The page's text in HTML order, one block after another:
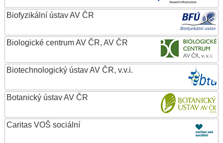
Biofyzikální ústav AV ČR
Biologické centrum AV ČR, AV ČR
Biotechnologický ústav AV ČR, v.v.i.
Botanický ústav AV ČR
Caritas VOŠ sociální